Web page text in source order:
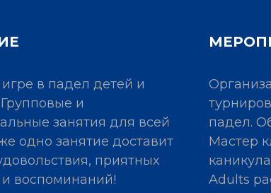
в падел детей и
и
занятия для всей
одно занятие доставит
приятных
воспоминаний!
падел.
Мастер
Adults